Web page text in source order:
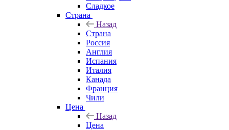
Сладкое
Страна
Назад
Страна
Россия
Англия
Испания
Италия
Канада
Франция
Чили
Цена
Назад
Цена